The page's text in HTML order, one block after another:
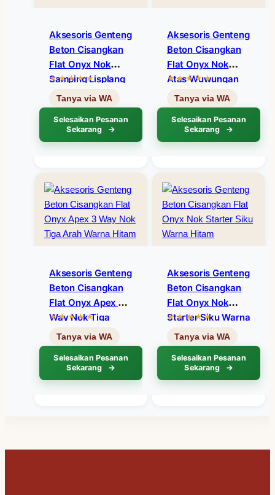
Aksesoris Genteng
Beton Cisangkan
Flat Onyx Nok
Samping Lisplang
Kiri Kanan Warna
Hitam
Selesaikan Pesanan
Sekarang
Aksesoris Genteng
Beton Cisangkan
Flat Onyx Nok
Atas Wuwungan
Warna Hitam
Selesaikan Pesanan
Sekarang
Aksesoris Genteng
Beton Cisangkan
Flat Onyx Apex 3
Way Nok Tiga
Arah Warna Hitam
Selesaikan Pesanan
Sekarang
Aksesoris Genteng
Beton Cisangkan
Flat Onyx Nok
Starter Siku Warna
Hitam
Selesaikan Pesanan
Sekarang